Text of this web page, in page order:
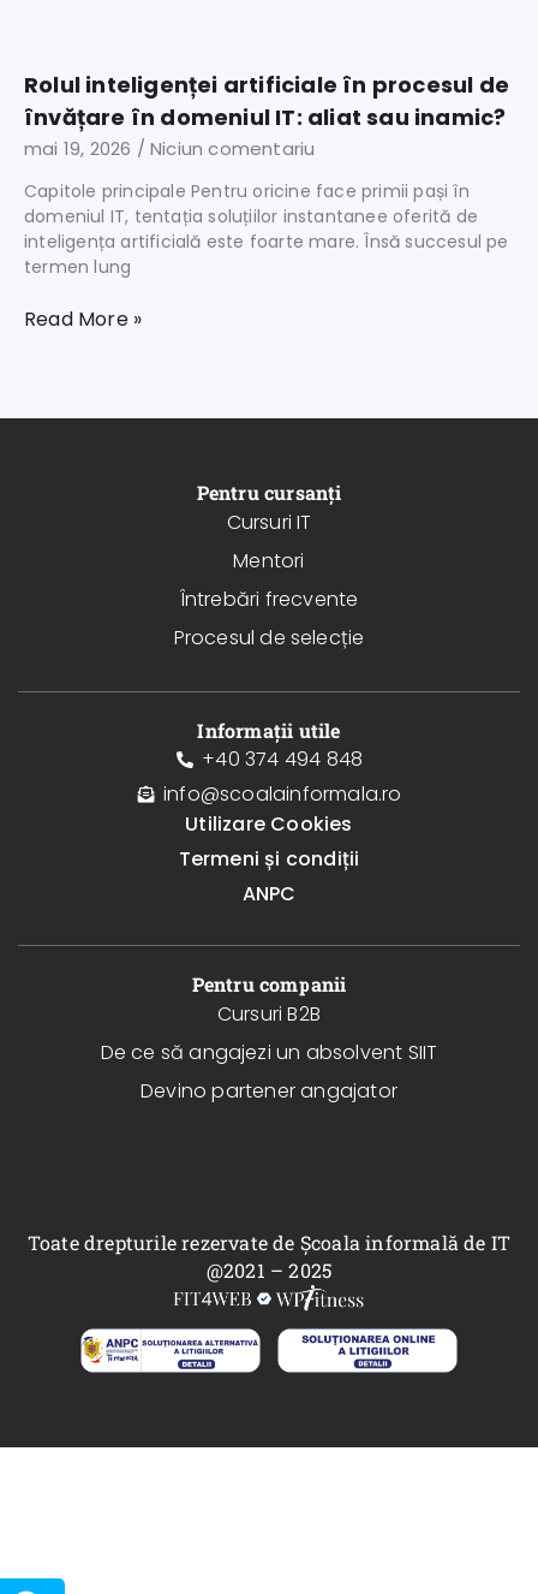
Rolul inteligenței artificiale în procesul de
învățare în domeniul IT: aliat sau inamic?
mai 19, 2026 Niciun comentariu
Capitole principale Pentru oricine face primii pași în
domeniul IT, tentația soluțiilor instantanee oferită de
inteligența artificială este foarte mare. Însă succesul pe
termen lung
Read More »
Pentru cursanți
Cursuri IT
Mentori
Întrebări frecvente
Procesul de selecție
Informații utile
+40 374 494 848
info@scoalainformala.ro
Utilizare Cookies
Termeni și condiții
ANPC
Pentru companii
Cursuri B2B
De ce să angajezi un absolvent SIIT
Devino partener angajator
Toate drepturile rezervate de Școala informală de IT
@2021 – 2025